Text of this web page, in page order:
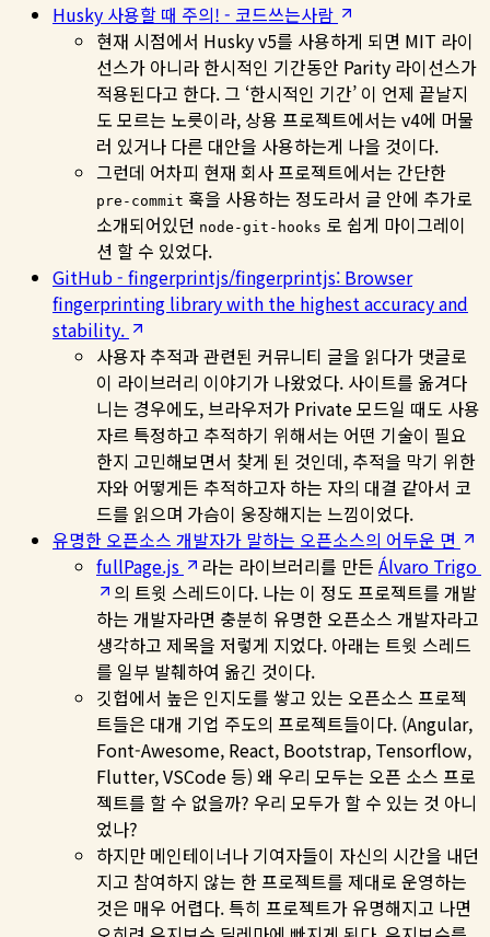
Husky 사용할 때 주의! - 코드쓰는사람
현재 시점에서 Husky v5를 사용하게 되면 MIT 라이
선스가 아니라 한시적인 기간동안 Parity 라이선스가
적용된다고 한다. 그 ‘한시적인 기간’ 이 언제 끝날지
도 모르는 노릇이라, 상용 프로젝트에서는 v4에 머물
러 있거나 다른 대안을 사용하는게 나을 것이다.
그런데 어차피 현재 회사 프로젝트에서는 간단한
pre-commit 훅을 사용하는 정도라서 글 안에 추가로
소개되어있던 node-git-hooks 로 쉽게 마이그레이
션 할 수 있었다.
GitHub - fingerprintjs/fingerprintjs: Browser
fingerprinting library with the highest accuracy and
stability.
사용자 추적과 관련된 커뮤니티 글을 읽다가 댓글로
이 라이브러리 이야기가 나왔었다. 사이트를 옮겨다
니는 경우에도, 브라우저가 Private 모드일 때도 사용
자르 특정하고 추적하기 위해서는 어떤 기술이 필요
한지 고민해보면서 찾게 된 것인데, 추적을 막기 위한
자와 어떻게든 추적하고자 하는 자의 대결 같아서 코
드를 읽으며 가슴이 웅장해지는 느낌이었다.
유명한 오픈소스 개발자가 말하는 오픈소스의 어두운 면
fullPage.js
라는 라이브러리를 만든 Álvaro Trigo
의 트윗 스레드이다. 나는 이 정도 프로젝트를 개발
하는 개발자라면 충분히 유명한 오픈소스 개발자라고
생각하고 제목을 저렇게 지었다. 아래는 트윗 스레드
를 일부 발췌하여 옮긴 것이다.
깃헙에서 높은 인지도를 쌓고 있는 오픈소스 프로젝
트들은 대개 기업 주도의 프로젝트들이다. (Angular,
Font-Awesome, React, Bootstrap, Tensorflow,
Flutter, VSCode 등) 왜 우리 모두는 오픈 소스 프로
젝트를 할 수 없을까? 우리 모두가 할 수 있는 것 아니
었나?
하지만 메인테이너나 기여자들이 자신의 시간을 내던
지고 참여하지 않는 한 프로젝트를 제대로 운영하는
것은 매우 어렵다. 특히 프로젝트가 유명해지고 나면